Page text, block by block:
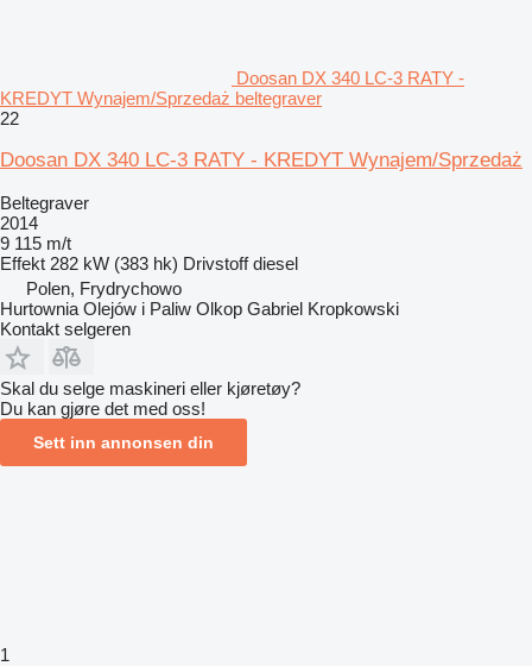
Doosan DX 340 LC-3 RATY -
KREDYT Wynajem/Sprzedaż beltegraver
22
Doosan DX 340 LC-3 RATY - KREDYT Wynajem/Sprzedaż
Beltegraver
2014
9 115 m/t
Effekt 282 kW (383 hk) Drivstoff diesel
Polen, Frydrychowo
Hurtownia Olejów i Paliw Olkop Gabriel Kropkowski
Kontakt selgeren
Skal du selge maskineri eller kjøretøy?
Du kan gjøre det med oss!
Sett inn annonsen din
1